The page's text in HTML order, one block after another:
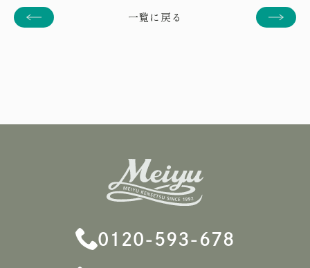
一覧に戻る
0120-593-678